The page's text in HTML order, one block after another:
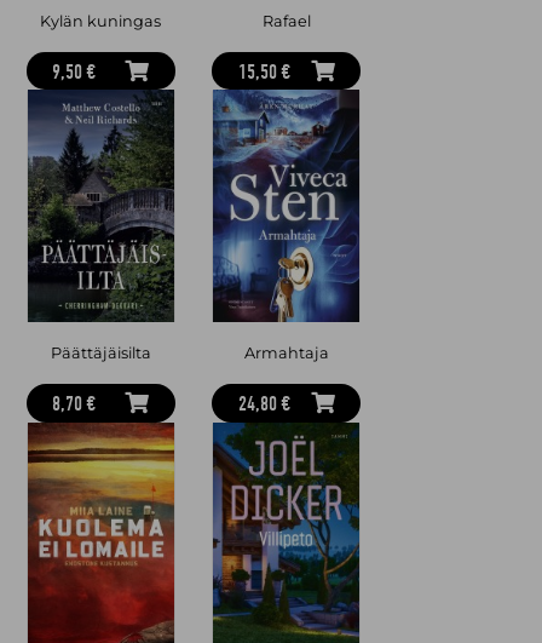
Kylän kuningas
9,50 €
Rafael
15,50 €
Päättäjäisilta
8,70 €
Armahtaja
24,80 €